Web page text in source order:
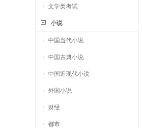
文学类考试
小说
中国当代小说
中国古典小说
中国近现代小说
外国小说
财经
都市